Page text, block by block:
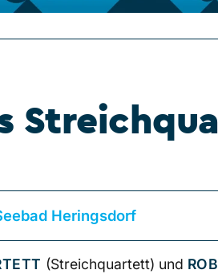
Heringsdorf
(Streichquartett) und